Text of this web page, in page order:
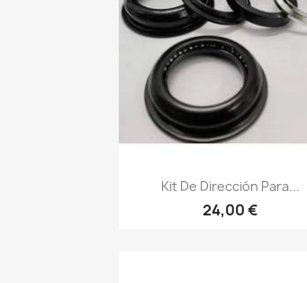
 Vista rápida
Kit De Dirección Para...
24,00 €